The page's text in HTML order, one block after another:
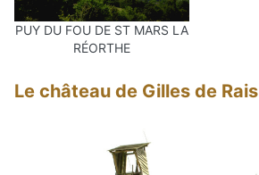
PUY DU FOU DE ST MARS LA
RÉORTHE
Le château de Gilles de Rais